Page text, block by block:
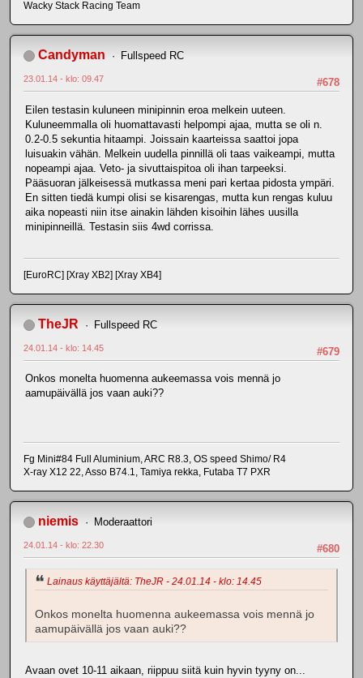
Wacky Stack Racing Team
Candyman Fullspeed RC
#678
23.01.14 - klo: 09.47
Eilen testasin kuluneen minipinnin eroa melkein uuteen.
Kuluneemmalla oli huomattavasti helpompi ajaa, mutta se oli n.
0.2-0.5 sekuntia hitaampi. Joissain kaarteissa saattoi jopa
luisuakin vähän. Melkein uudella pinnillä oli taas vaikeampi, mutta
nopeampi ajaa. Veto- ja sivuttaispitoa oli ihan tarpeeksi.
Pääsuoran jälkeisessä mutkassa meni pari kertaa pidosta ympäri.
En sitten tiedä kumpi olisi se kisarengas, mutta kun rengas kuluu
aika nopeasti niin itse ainakin lähden kisoihin lähes uusilla
minipinneillä. Testasin siis 4wd corrissa.
[EuroRC] [Xray XB2] [Xray XB4]
TheJR Fullspeed RC
#679
24.01.14 - klo: 14.45
Onkos monelta huomenna aukeemassa vois mennä jo
aamupäivällä jos vaan auki??
Fg Mini#84 Full Aluminium, ARC R8.3, OS speed Shimo/ R4
X-ray X12 22, Asso B74.1, Tamiya rekka, Futaba T7 PXR
niemis Moderaattori
#680
24.01.14 - klo: 22.30
Lainaus käyttäjältä: TheJR - 24.01.14 - klo: 14.45
Onkos monelta huomenna aukeemassa vois mennä jo
aamupäivällä jos vaan auki??
Avaan ovet 10-11 aikaan, riippuu siitä kuin hyvin tyyny on...